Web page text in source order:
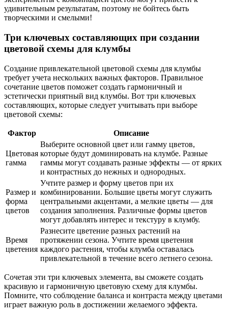
удивительным результатам, поэтому не бойтесь быть
творческими и смелыми!
Три ключевых составляющих при создании
цветовой схемы для клумбы
Создание привлекательной цветовой схемы для клумбы
требует учета нескольких важных факторов. Правильное
сочетание цветов поможет создать гармоничный и
эстетически приятный вид клумбы. Вот три ключевых
составляющих, которые следует учитывать при выборе
цветовой схемы:
Фактор Описание
Цветовая
гамма
Выберите основной цвет или гамму цветов,
которые будут доминировать на клумбе. Разные
гаммы могут создавать разные эффекты — от ярких
и контрастных до нежных и однородных.
Размер и
форма
цветов
Учтите размер и форму цветов при их
комбинировании. Большие цветы могут служить
центральными акцентами, а мелкие цветы — для
создания заполнения. Различные формы цветов
могут добавлять интерес и текстуру в клумбу.
Время
цветения
Разнесите цветение разных растений на
протяжении сезона. Учтите время цветения
каждого растения, чтобы клумба оставалась
привлекательной в течение всего летнего сезона.
Сочетая эти три ключевых элемента, вы сможете создать
красивую и гармоничную цветовую схему для клумбы.
Помните, что соблюдение баланса и контраста между цветами
играет важную роль в достижении желаемого эффекта.